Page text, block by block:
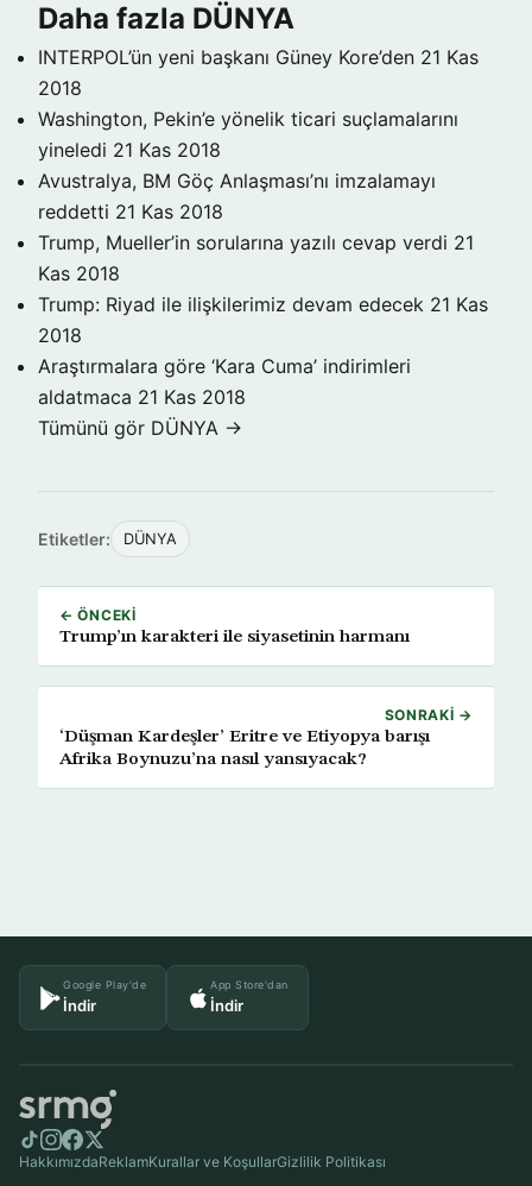
Daha fazla DÜNYA
INTERPOL’ün yeni başkanı Güney Kore’den 21 Kas
2018
Washington, Pekin’e yönelik ticari suçlamalarını
yineledi 21 Kas 2018
Avustralya, BM Göç Anlaşması’nı imzalamayı
reddetti 21 Kas 2018
Trump, Mueller’in sorularına yazılı cevap verdi 21
Kas 2018
Trump: Riyad ile ilişkilerimiz devam edecek 21 Kas
2018
Araştırmalara göre ‘Kara Cuma’ indirimleri
aldatmaca 21 Kas 2018
Tümünü gör DÜNYA →
Etiketler: DÜNYA
← ÖNCEKI
Trump’ın karakteri ile siyasetinin harmanı
SONRAKI →
‘Düşman Kardeşler’ Eritre ve Etiyopya barışı
Afrika Boynuzu’na nasıl yansıyacak?
Google Play'de
İndir
App Store'dan
İndir
HakkımızdaReklamKurallar ve KoşullarGizlilik Politikası